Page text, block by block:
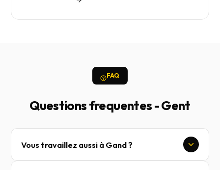
FAQ
Questions frequentes - Gent
Vous travaillez aussi à Gand ?